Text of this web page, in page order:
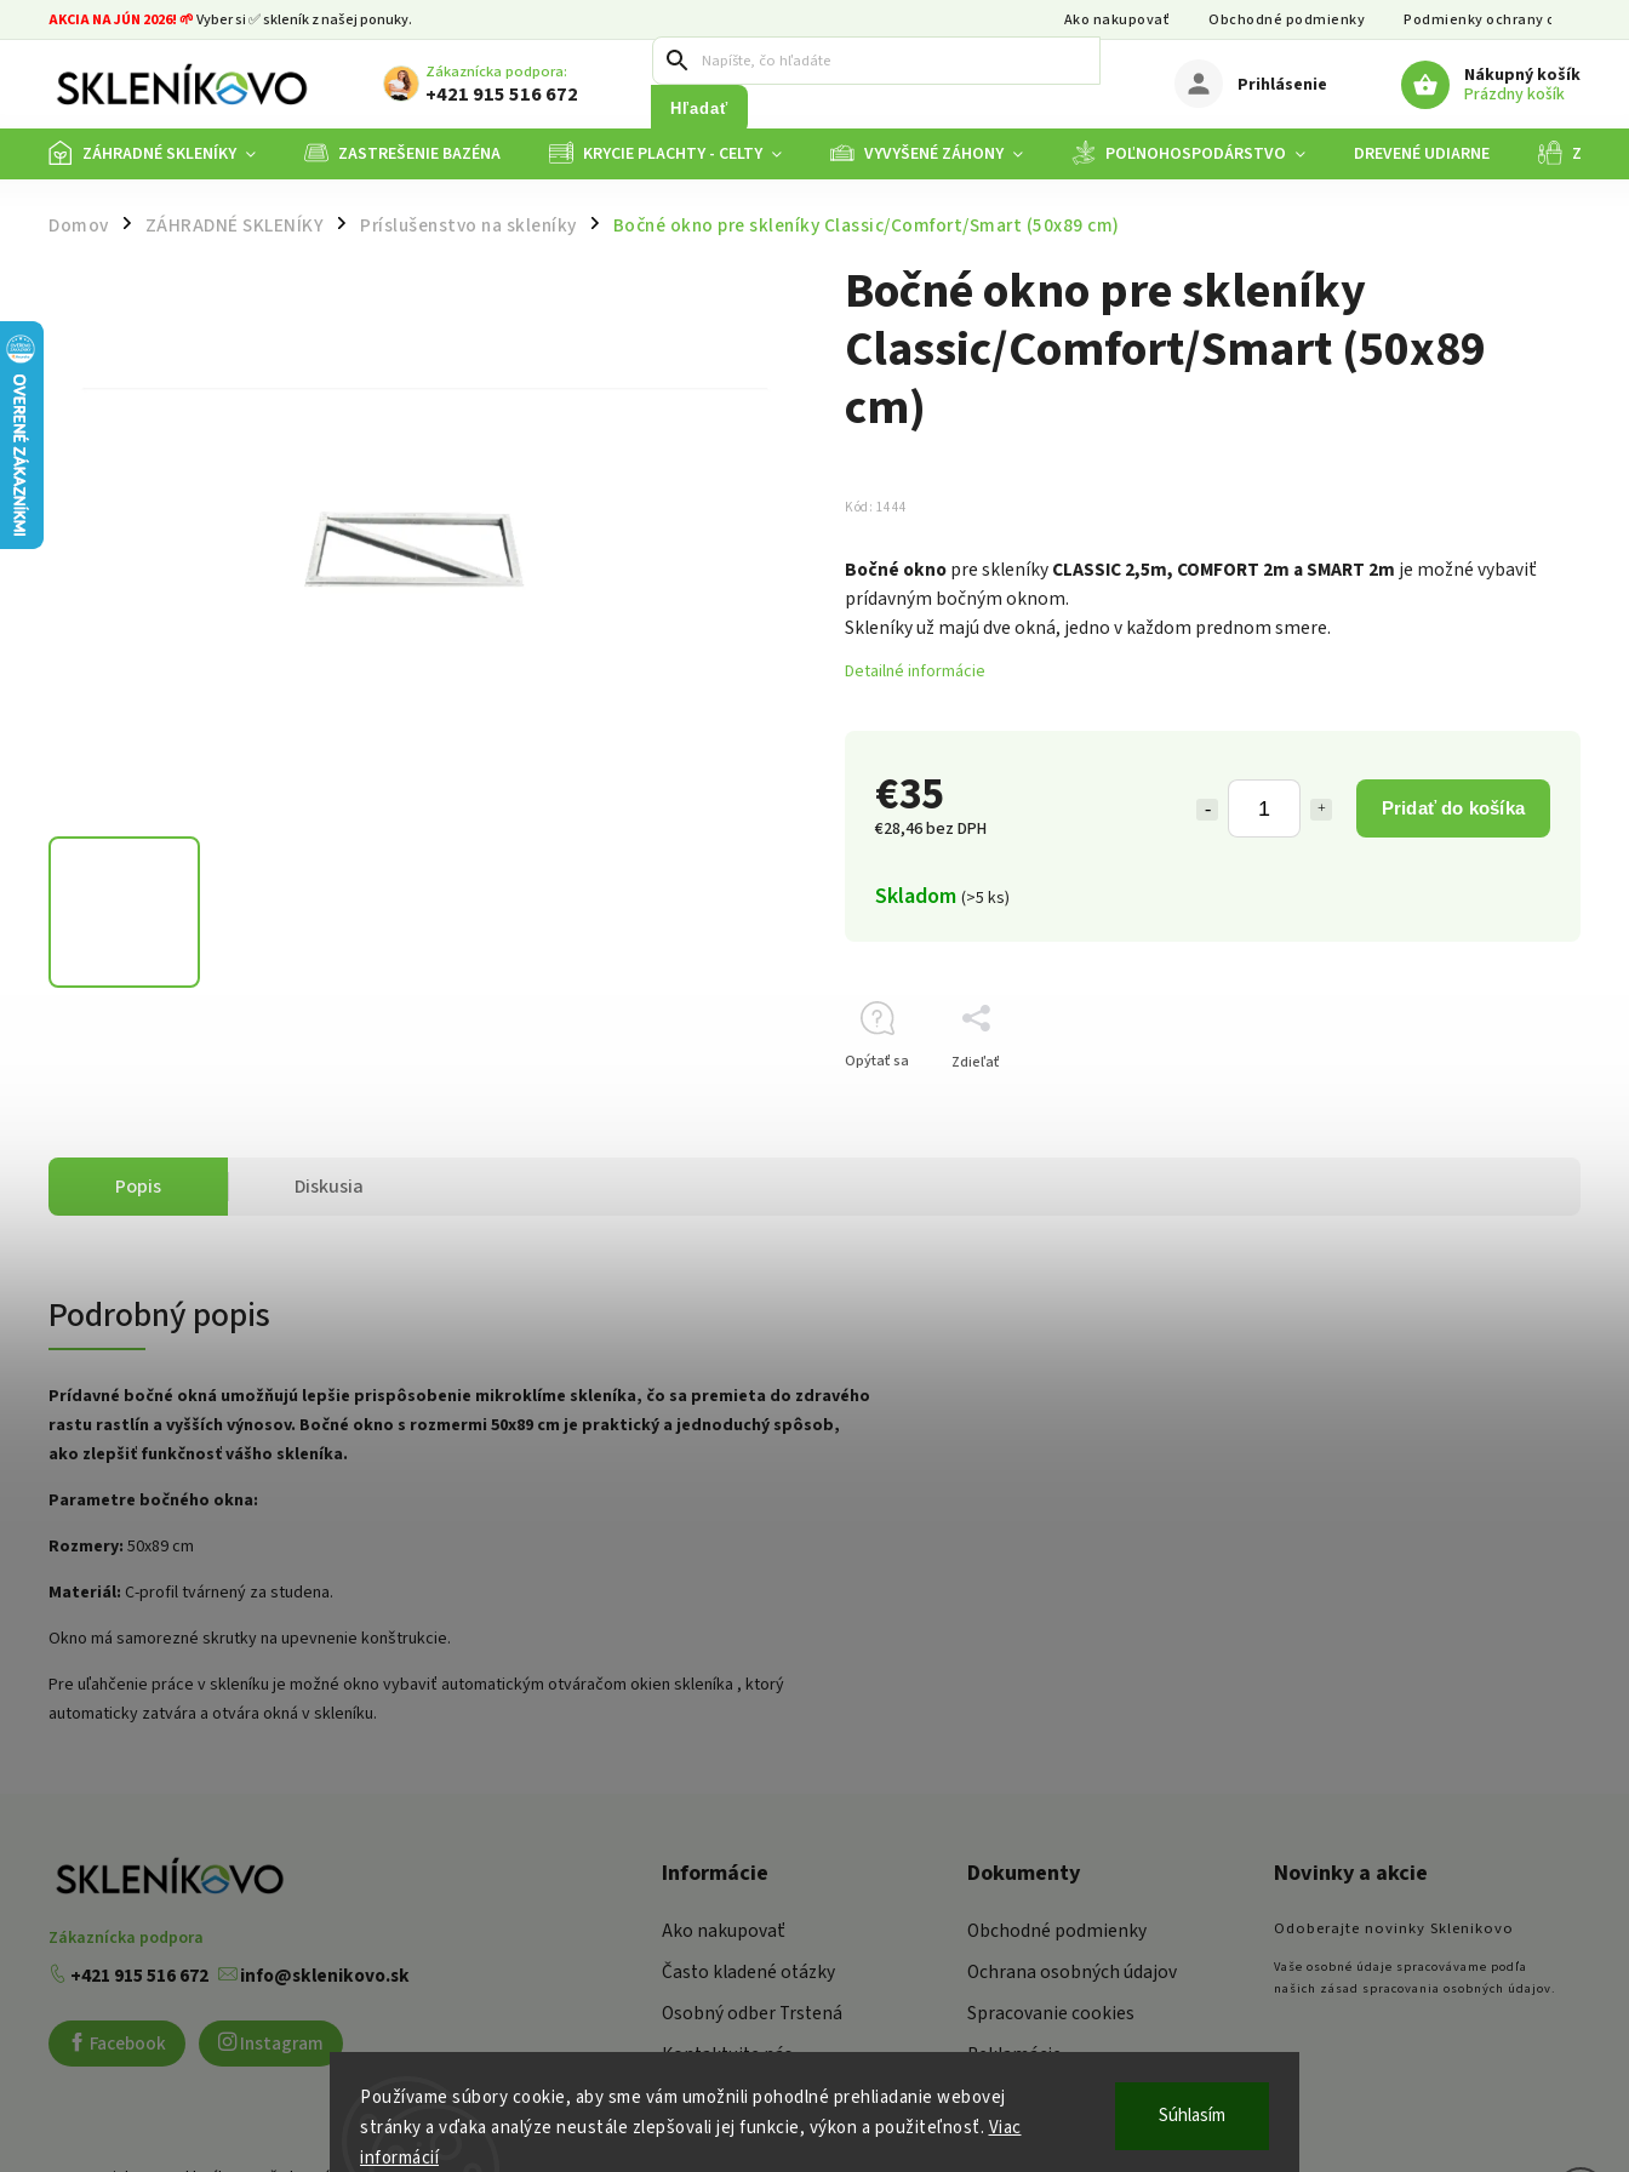
Používame súbory cookie, aby sme vám umožnili pohodlné prehliadanie webovej
stránky a vďaka analýze neustále zlepšovali jej funkcie, výkon a použiteľnosť. Viac
informácií
Súhlasím
AKCIA NA JÚN 2026! 🌱Vyber si ✅ skleník z našej ponuky. Ako nakupovať Obchodné podmienky Podmienky ochrany osobných
Zákaznícka podpora:
+421 915 516 672
Hľadať
Nákupný košík
Prázdny košík
Prihlásenie
ZÁHRADNÉ SKLENÍKY ZASTREŠENIE BAZÉNA KRYCIE PLACHTY - CELTY VYVYŠENÉ ZÁHONY POĽNOHOSPODÁRSTVO DREVENÉ UDIARNE
Domov / ZÁHRADNÉ SKLENÍKY / Príslušenstvo na skleníky / Bočné okno pre skleníky Classic/Comfort/Smart (50x89 cm)
€35
€28,46 bez DPH
Pridať do košíka
Skladom (>5 ks)
Bočné okno pre skleníky
Classic/Comfort/Smart (50x89
cm)
Kód: 1444
Bočné oknopre skleníkyCLASSIC 2,5m, COMFORT 2m a SMART 2m je možné vybaviť
prídavným bočným oknom.
Skleníky už majú dve okná, jedno v každom prednom smere.
Detailné informácie
Opýtať sa Zdieľať
Popis Diskusia
Podrobný popis
Prídavné bočné okná umožňujú lepšie prispôsobenie mikroklíme skleníka, čo sa premieta do zdravého
rastu rastlín a vyšších výnosov. Bočné okno s rozmermi 50x89 cm je praktický a jednoduchý spôsob,
ako zlepšiť funkčnosť vášho skleníka.
Parametre bočného okna:
Rozmery: 50x89 cm
Materiál: C-profil tvárnený za studena.
Okno má samorezné skrutky na upevnenie konštrukcie.
Pre uľahčenie práce v skleníku je možné okno vybaviť automatickým otváračom okien skleníka , ktorý
automaticky zatvára a otvára okná v skleníku.
Zákaznícka podpora
+421 915 516 672 info@sklenikovo.sk
Facebook Instagram
Informácie
Ako nakupovať
Často kladené otázky
Osobný odber Trstená
Kontaktujte nás
Dokumenty
Obchodné podmienky
Ochrana osobných údajov
Spracovanie cookies
Reklamácie
Novinky a akcie
Odoberajte novinky Sklenikovo
Vaše osobné údaje spracovávame podľa
našich zásad spracovania osobných údajov.